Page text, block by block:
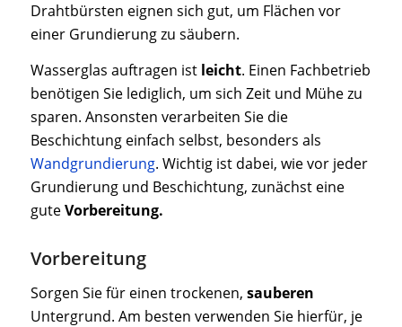
Drahtbürsten eignen sich gut, um Flächen vor
einer Grundierung zu säubern.
Wasserglas auftragen ist leicht. Einen Fachbetrieb
benötigen Sie lediglich, um sich Zeit und Mühe zu
sparen. Ansonsten verarbeiten Sie die
Beschichtung einfach selbst, besonders als
Wandgrundierung. Wichtig ist dabei, wie vor jeder
Grundierung und Beschichtung, zunächst eine
guteVorbereitung.
Vorbereitung
Sorgen Sie für einen trockenen, sauberen
Untergrund. Am besten verwenden Sie hierfür, je